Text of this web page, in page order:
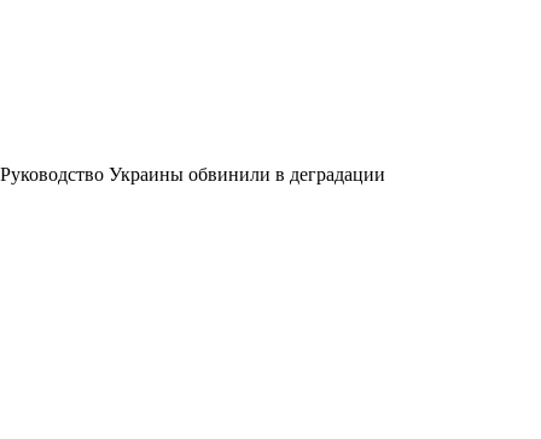
Руководство Украины обвинили в деградации